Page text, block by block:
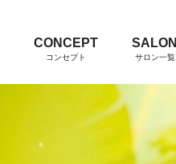
CONCEPT
コンセプト
SALON
サロン一覧